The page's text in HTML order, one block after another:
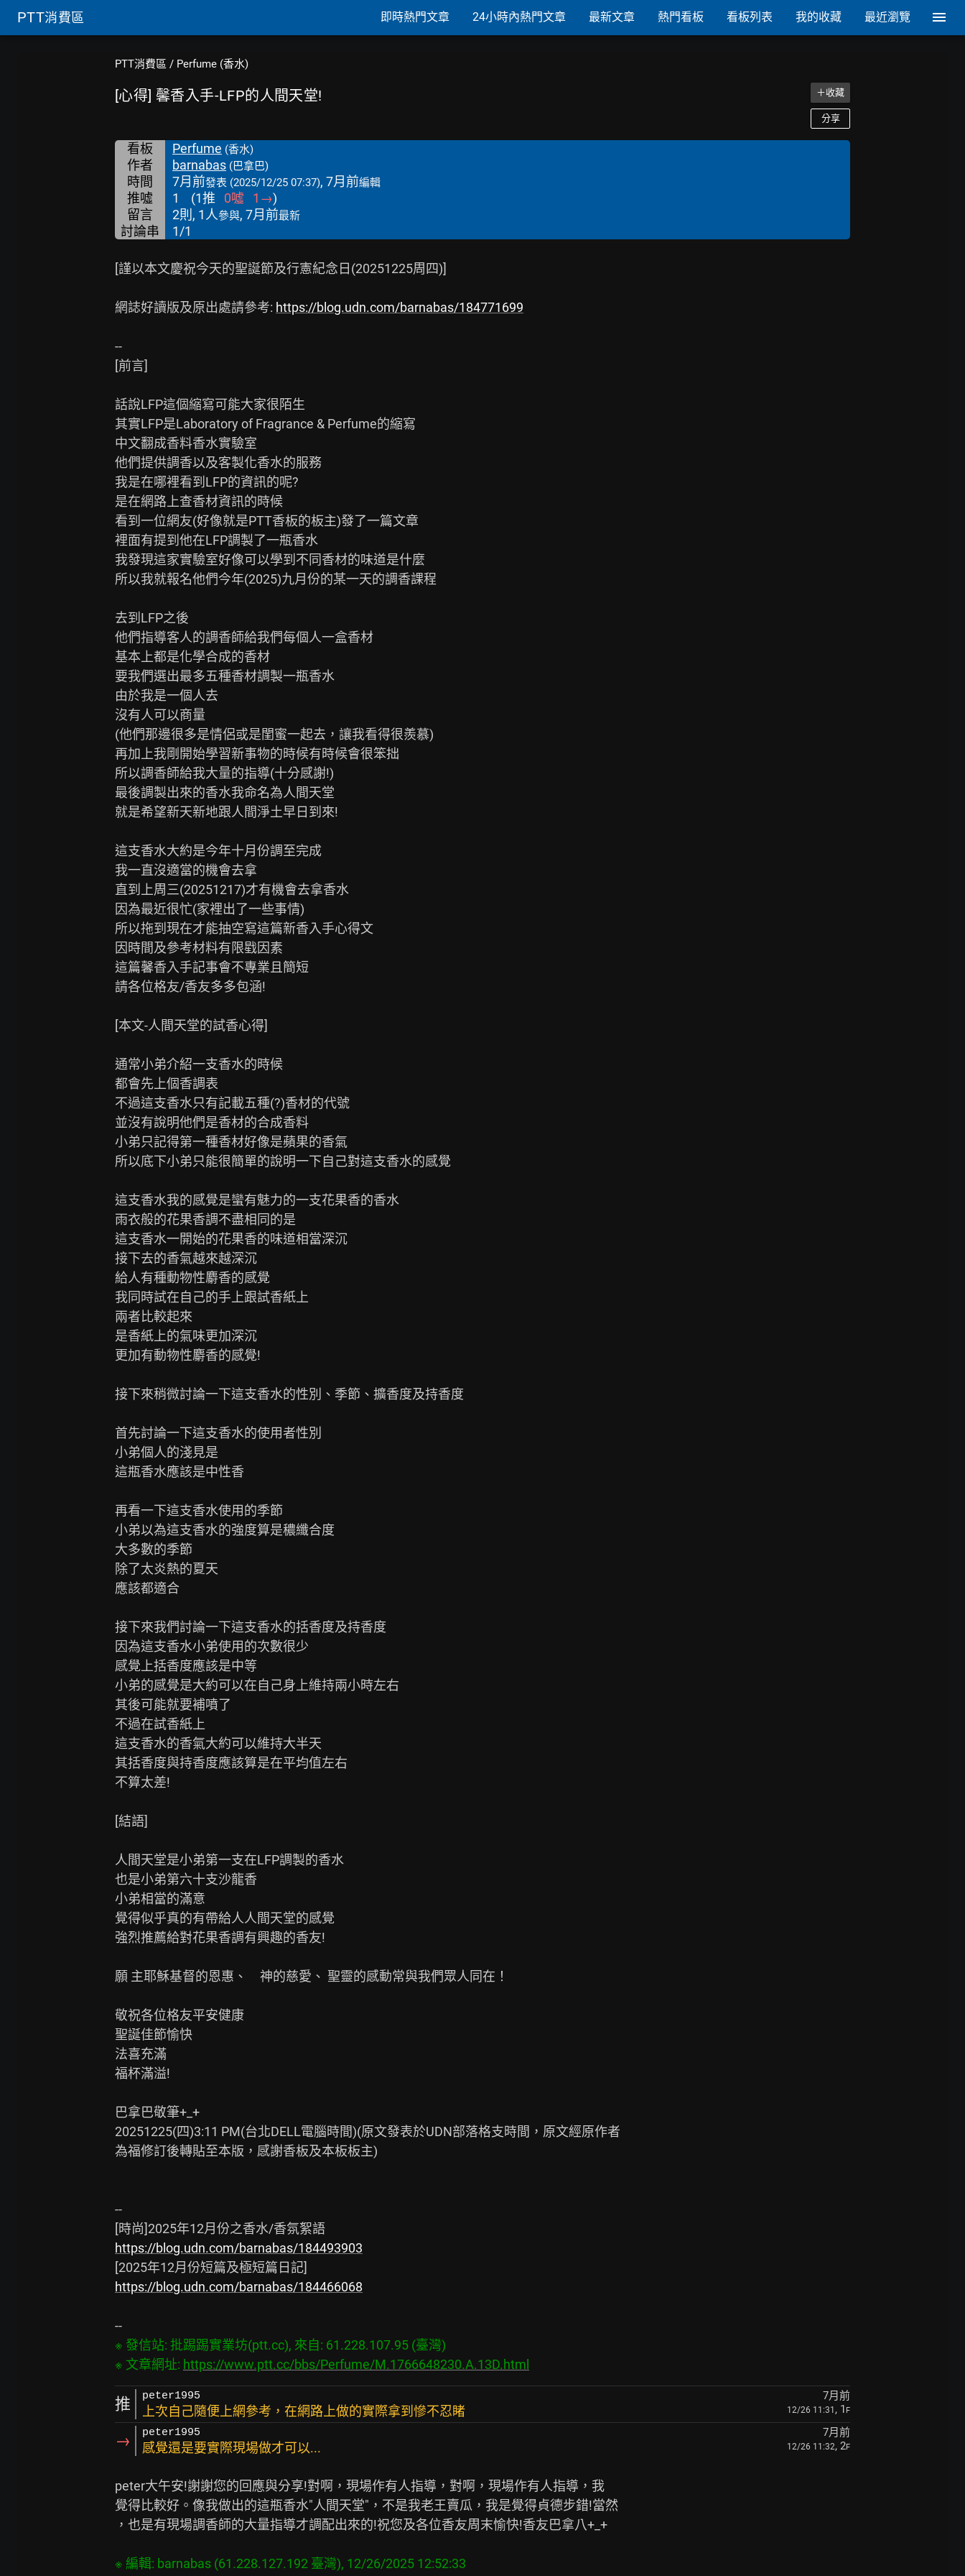
PTT消費區 即時熱門文章 24小時內熱門文章 最新文章 熱門看板 看板列表 我的收藏 最近瀏覽
PTT消費區 / Perfume (香水)
[心得] 馨香入手-LFP的人間天堂! ＋收藏
分享
看板 Perfume (香水)
作者 barnabas (巴拿巴)
時間 7月前發表 (2025/12/25 07:37), 7月前編輯
推噓 1 (1推 0噓 1 →)
留言
2則, 1人參與, 7月前最新
討論串 1/1
[謹以本文慶祝今天的聖誕節及行憲紀念日(20251225周四)]
網誌好讀版及原出處請參考: https://blog.udn.com/barnabas/184771699
--
[前言]
話說LFP這個縮寫可能大家很陌生
其實LFP是Laboratory of Fragrance & Perfume的縮寫
中文翻成香料香水實驗室
他們提供調香以及客製化香水的服務
我是在哪裡看到LFP的資訊的呢?
是在網路上查香材資訊的時候
看到一位網友(好像就是PTT香板的板主)發了一篇文章
裡面有提到他在LFP調製了一瓶香水
我發現這家實驗室好像可以學到不同香材的味道是什麼
所以我就報名他們今年(2025)九月份的某一天的調香課程
去到LFP之後
他們指導客人的調香師給我們每個人一盒香材
基本上都是化學合成的香材
要我們選出最多五種香材調製一瓶香水
由於我是一個人去
沒有人可以商量
(他們那邊很多是情侶或是閨蜜一起去，讓我看得很羨慕)
再加上我剛開始學習新事物的時候有時候會很笨拙
所以調香師給我大量的指導(十分感謝!)
最後調製出來的香水我命名為人間天堂
就是希望新天新地跟人間淨土早日到來!
這支香水大約是今年十月份調至完成
我一直沒適當的機會去拿
直到上周三(20251217)才有機會去拿香水
因為最近很忙(家裡出了一些事情)
所以拖到現在才能抽空寫這篇新香入手心得文
因時間及參考材料有限戥因素
這篇馨香入手記事會不專業且簡短
請各位格友/香友多多包涵!
[本文-人間天堂的試香心得]
通常小弟介紹一支香水的時候
都會先上個香調表
不過這支香水只有記載五種(?)香材的代號
並沒有說明他們是香材的合成香料
小弟只記得第一種香材好像是蘋果的香氣
所以底下小弟只能很簡單的說明一下自己對這支香水的感覺
這支香水我的感覺是蠻有魅力的一支花果香的香水
雨衣般的花果香調不盡相同的是
這支香水一開始的花果香的味道相當深沉
接下去的香氣越來越深沉
給人有種動物性麝香的感覺
我同時試在自己的手上跟試香紙上
兩者比較起來
是香紙上的氣味更加深沉
更加有動物性麝香的感覺!
接下來稍微討論一下這支香水的性別、季節、擴香度及持香度
首先討論一下這支香水的使用者性別
小弟個人的淺見是
這瓶香水應該是中性香
再看一下這支香水使用的季節
小弟以為這支香水的強度算是穠纖合度
大多數的季節
除了太炎熱的夏天
應該都適合
接下來我們討論一下這支香水的括香度及持香度
因為這支香水小弟使用的次數很少
感覺上括香度應該是中等
小弟的感覺是大約可以在自己身上維持兩小時左右
其後可能就要補噴了
不過在試香紙上
這支香水的香氣大約可以維持大半天
其括香度與持香度應該算是在平均值左右
不算太差!
[結語]
人間天堂是小弟第一支在LFP調製的香水
也是小弟第六十支沙龍香
小弟相當的滿意
覺得似乎真的有帶給人人間天堂的感覺
強烈推薦給對花果香調有興趣的香友!
願 主耶穌基督的恩惠、　神的慈愛、 聖靈的感動常與我們眾人同在！
敬祝各位格友平安健康
聖誕佳節愉快
法喜充滿
福杯滿溢!
巴拿巴敬筆+_+
20251225(四)3:11 PM(台北DELL電腦時間)(原文發表於UDN部落格支時間，原文經原作者
為福修訂後轉貼至本版，感謝香板及本板板主)
--
https://blog.udn.com/barnabas/184493903
https://blog.udn.com/barnabas/184466068
※ 發信站: 批踢踢實業坊(ptt.cc), 來自: 61.228.107.95 (臺灣)
※ 文章網址: https://www.ptt.cc/bbs/Perfume/M.1766648230.A.13D.html
推 peter1995 7月前
上次自己隨便上網參考，在網路上做的實際拿到慘不忍睹 12/26 11:31 , 1 F
→ peter1995 7月前
感覺還是要實際現場做才可以... 12/26 11:32, 2F
peter大午安!謝謝您的回應與分享!對啊，現場作有人指導，對啊，現場作有人指導，我
覺得比較好。像我做出的這瓶香水"人間天堂"，不是我老王賣瓜，我是覺得貞德步錯!當然
，也是有現場調香師的大量指導才調配出來的!祝您及各位香友周末愉快!香友巴拿八+_+